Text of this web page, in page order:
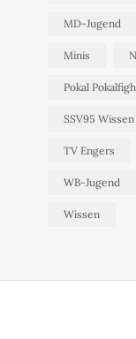
MD-Jugend
Minis
Pokal
SSV95 Wissen
TV Engers
WB-Jugend
Wissen